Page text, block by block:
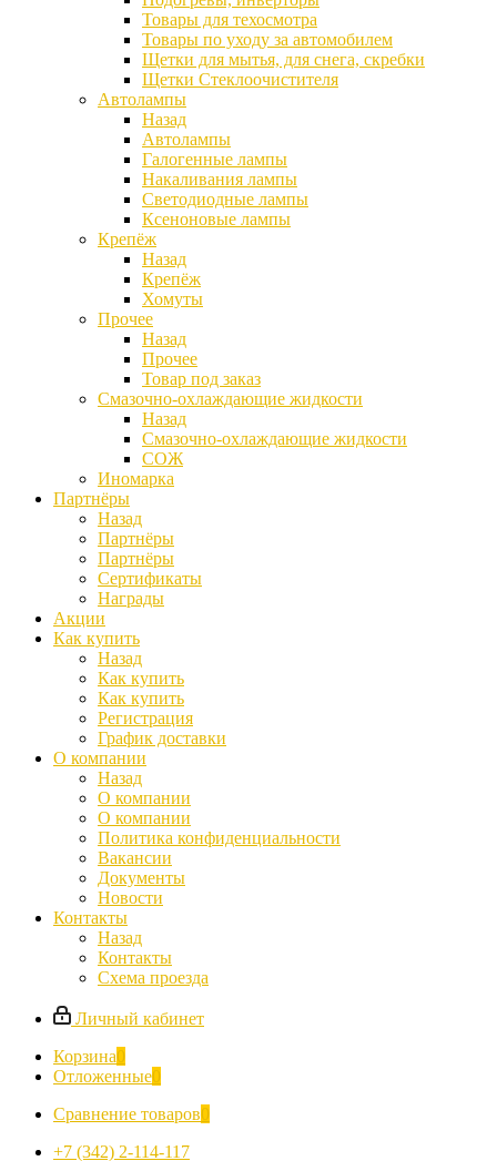
Товары для техосмотра
Товары по уходу за автомобилем
Щетки для мытья, для снега, скребки
Щетки Стеклоочистителя
Автолампы
Назад
Автолампы
Галогенные лампы
Накаливания лампы
Светодиодные лампы
Ксеноновые лампы
Крепёж
Назад
Крепёж
Хомуты
Прочее
Назад
Прочее
Товар под заказ
Смазочно-охлаждающие жидкости
Назад
Смазочно-охлаждающие жидкости
СОЖ
Иномарка
Партнёры
Назад
Партнёры
Партнёры
Сертификаты
Награды
Акции
Как купить
Назад
Как купить
Как купить
Регистрация
График доставки
О компании
Назад
О компании
О компании
Политика конфиденциальности
Вакансии
Документы
Новости
Контакты
Назад
Контакты
Схема проезда
Личный кабинет
Корзина0
Отложенные0
Сравнение товаров0
+7 (342) 2-114-117